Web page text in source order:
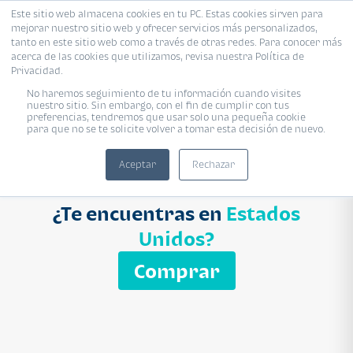
Este sitio web almacena cookies en tu PC. Estas cookies sirven para
mejorar nuestro sitio web y ofrecer servicios más personalizados,
tanto en este sitio web como a través de otras redes. Para conocer más
acerca de las cookies que utilizamos, revisa nuestra Política de
Privacidad.
No haremos seguimiento de tu información cuando visites
nuestro sitio. Sin embargo, con el fin de cumplir con tus
preferencias, tendremos que usar solo una pequeña cookie
para que no se te solicite volver a tomar esta decisión de nuevo.
Aceptar Rechazar
Proyecto Modelo Inmobiliaria
Ingresa el nombre del proyecto
Buscar
¿Te encuentras en Estados
Unidos?
Comprar